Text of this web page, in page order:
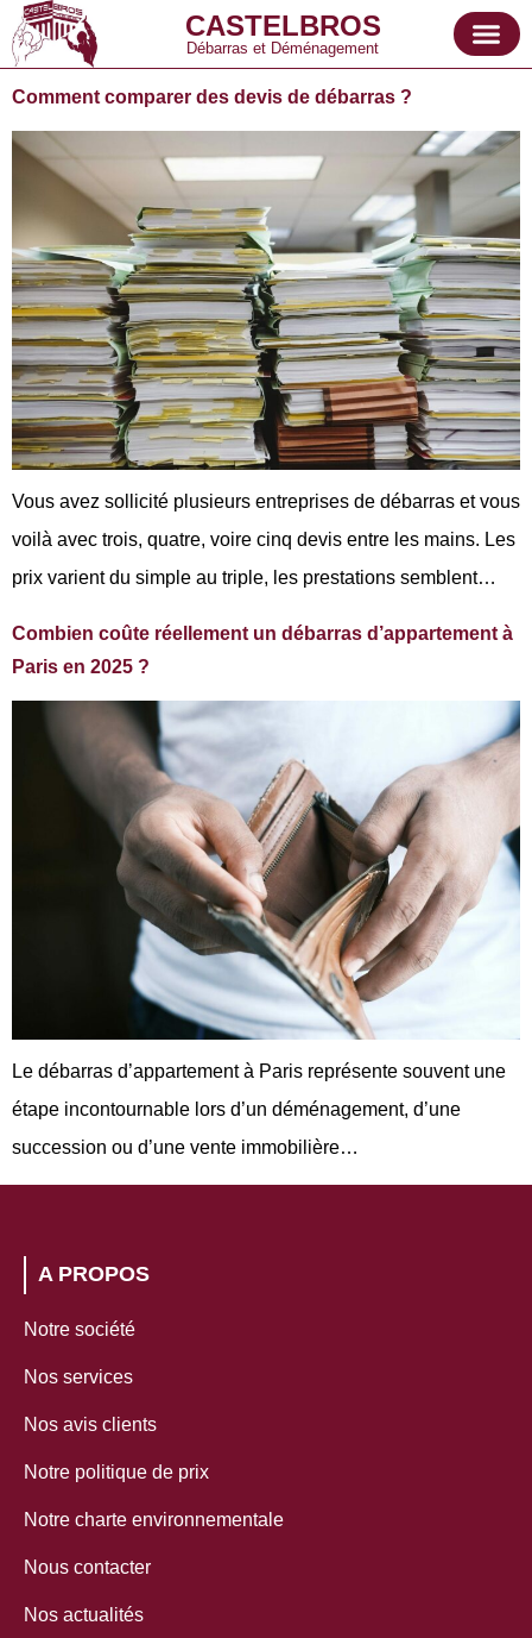
CASTELBROS
Débarras et Déménagement
Comment comparer des devis de débarras ?
Vous avez sollicité plusieurs entreprises de débarras et vous
voilà avec trois, quatre, voire cinq devis entre les mains. Les
prix varient du simple au triple, les prestations semblent…
Combien coûte réellement un débarras d’appartement à
Paris en 2025 ?
Le débarras d’appartement à Paris représente souvent une
étape incontournable lors d’un déménagement, d’une
succession ou d’une vente immobilière…
A PROPOS
Notre société
Nos services
Nos avis clients
Notre politique de prix
Notre charte environnementale
Nous contacter
Nos actualités